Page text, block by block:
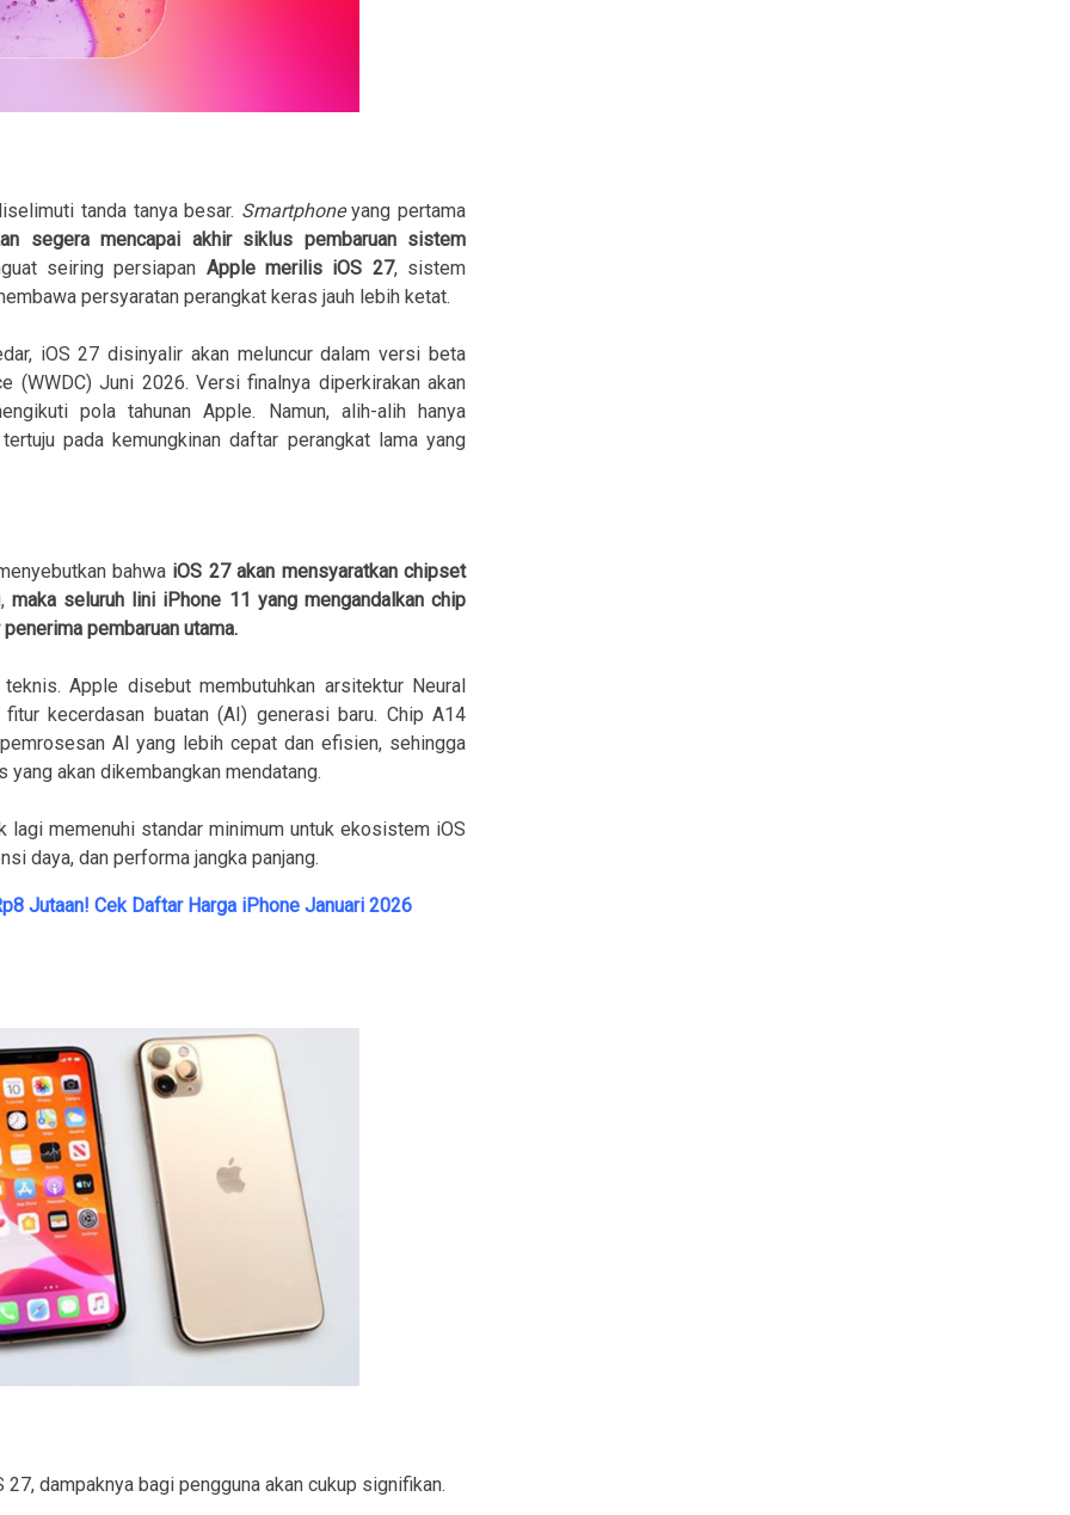
tanda tanya besar. Smartphoneyang pertama
segera mencapai akhir siklus pembaruan sistem
seiring persiapan Apple merilis iOS 27, sistem
persyaratan perangkat keras jauh lebih ketat.
iOS 27 disinyalir akan meluncur dalam versi beta
(WWDC) Juni 2026. Versi finalnya diperkirakan akan
pola tahunan Apple. Namun, alih-alih hanya
pada kemungkinan daftar perangkat lama yang
bahwaiOS 27 akan mensyaratkan chipset
maka seluruh lini iPhone 11 yang mengandalkan chip
pembaruan utama.
Apple disebut membutuhkan arsitektur Neural
kecerdasan buatan (AI) generasi baru. Chip A14
AI yang lebih cepat dan efisien, sehingga
akan dikembangkan mendatang.
lagi memenuhi standar minimum untuk ekosistem iOS
daya, dan performa jangka panjang.
Jutaan! Cek Daftar Harga iPhone Januari 2026
dampaknya bagi pengguna akan cukup signifikan.